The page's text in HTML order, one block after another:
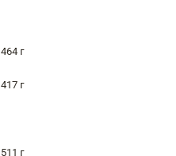
464 г
417 г
511 г